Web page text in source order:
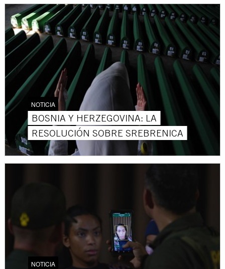
NOTICIA
BOSNIA Y HERZEGOVINA: LA
RESOLUCIÓN SOBRE SREBRENICA
NOTICIA